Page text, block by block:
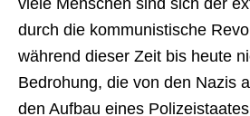
durch die kommunistische
während dieser Zeit bis heute
Bedrohung, die von den Nazis
den Aufbau eines